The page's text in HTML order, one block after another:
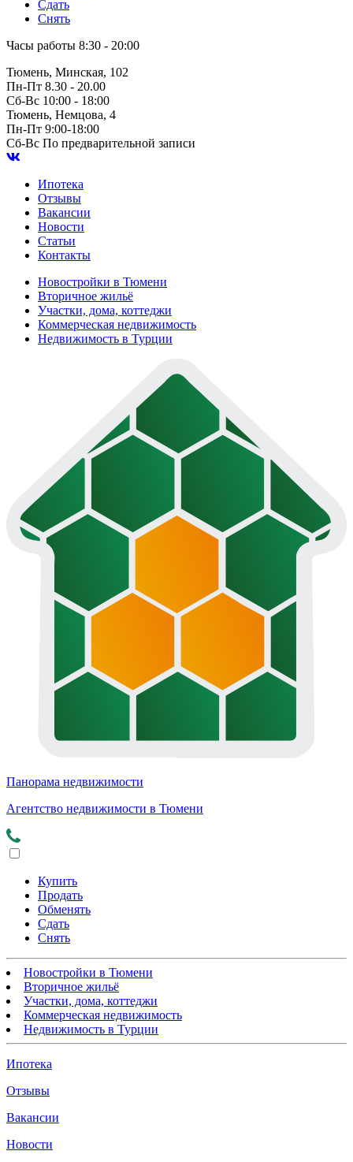
Сдать
Снять
Часы работы 8:30 - 20:00
Тюмень, Минская, 102
Пн-Пт 8.30 - 20.00
Сб-Вс 10:00 - 18:00
Тюмень, Немцова, 4
Пн-Пт 9:00-18:00
Сб-Вс По предварительной записи
Ипотека
Отзывы
Вакансии
Новости
Статьи
Контакты
Новостройки в Тюмени
Вторичное жильё
Участки, дома, коттеджи
Коммерческая недвижимость
Недвижимость в Турции
Панорама недвижимости
Агентство недвижимости в Тюмени
Купить
Продать
Обменять
Сдать
Снять
Новостройки в Тюмени
Вторичное жильё
Участки, дома, коттеджи
Коммерческая недвижимость
Недвижимость в Турции
Ипотека
Отзывы
Вакансии
Новости